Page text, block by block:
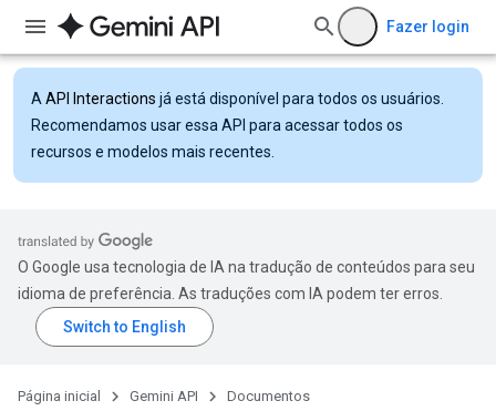
Fazer login
A API Interactions já está disponível para todos os usuários.
Recomendamos usar essa API para acessar todos os
recursos e modelos mais recentes.
O Google usa tecnologia de IA na tradução de conteúdos para seu
idioma de preferência. As traduções com IA podem ter erros.
Página inicial Gemini API Documentos